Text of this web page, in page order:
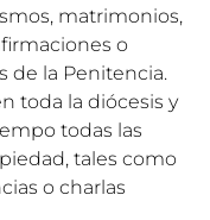
matrimonios,
o
de la Penitencia.
toda la diócesis y
todas las
tales como
o charlas